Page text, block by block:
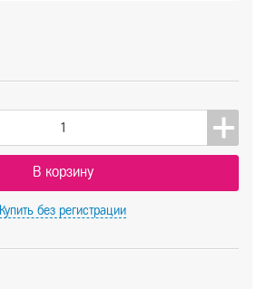
В корзину
Купить без регистрации